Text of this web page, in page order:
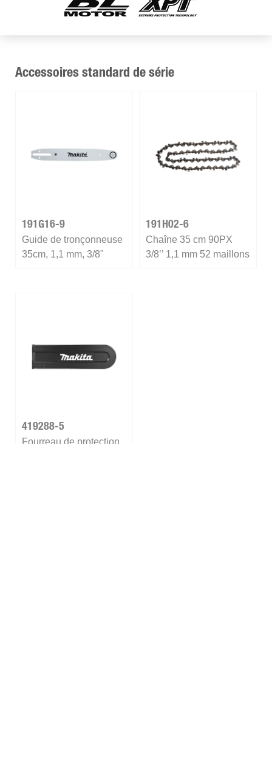
Accessoires standard de série
191G16-9
Guide de tronçonneuse
35cm, 1,1 mm, 3/8"
191H02-6
Chaîne 35 cm 90PX
3/8’’ 1,1 mm 52 maillons
419288-5
Fourreau de protection